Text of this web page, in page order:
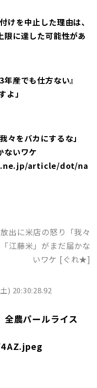
を中止した理由は、
に達した可能性があ
産でも仕方ない』
よ」
々をバカにするな」
ないワケ
article/dot/na
出に米店の怒り「我々
江藤米」がまだ届かな
いワケ [ぐれ★]
) 20:30:28.92
農パールライス